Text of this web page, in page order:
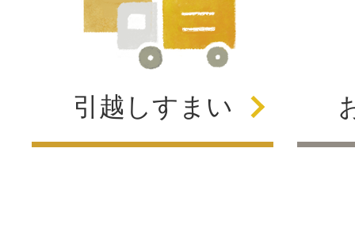
引越しすまい